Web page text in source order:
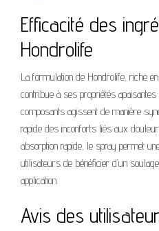
Efficacité des
Hondrolife
La formulation de Hondrolife, riche en
contribue à ses propriétés
composants agissent de manière
rapide des inconforts liés aux
absorption rapide, le spray permet
utilisateurs de bénéficier d’un
application.
Avis des